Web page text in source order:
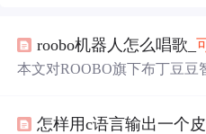
roobo机器人怎么唱歌_
本文对ROOBO旗下布丁豆豆
可语音和屏幕交互，内置多种